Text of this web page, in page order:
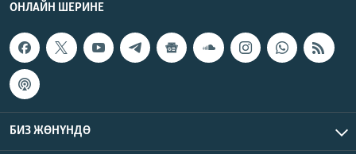
ОНЛАЙН ШЕРИНЕ
БИЗ ЖӨНҮНДӨ